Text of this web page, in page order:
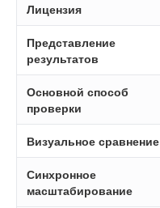
Лицензия
Представление
результатов
Основной способ
проверки
Визуальное сравнение
Синхронное
масштабирование